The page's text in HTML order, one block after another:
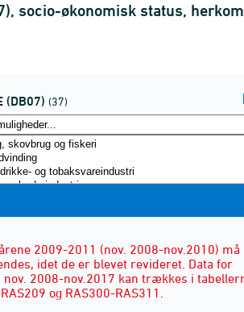
socio-økonomisk status,
(DB07) (37)
2009-2011 (nov. 2008-nov.2010) må
idet de er blevet revideret. Data for
nov. 2008-nov.2017 kan trækkes i
og RAS300-RAS311.